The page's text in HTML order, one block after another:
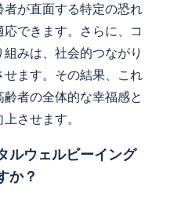
が直面する特定の恐れ
できます。さらに、コ
みは、社会的つながり
ます。その結果、これ
者の全体的な幸福感と
させます。
ルウェルビーイング
か？